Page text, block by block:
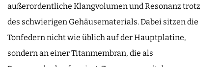
außerordentliche Klangvolumen und Resonanz trotz
des schwierigen Gehäusematerials. Dabei sitzen die
Tonfedern nicht wie üblich auf der Hauptplatine,
sondern an einer Titanmembran, die als